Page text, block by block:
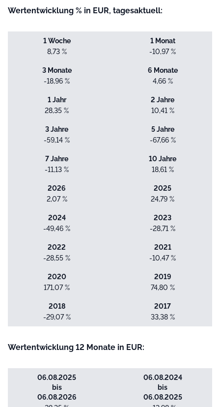
Wertentwicklung % in EUR, tagesaktuell:
1 Woche
8,73 %
1 Monat
-10,97 %
3 Monate
-18,96 %
6 Monate
4,66 %
1 Jahr
28,35 %
2 Jahre
10,41 %
3 Jahre
-59,14 %
5 Jahre
-67,66 %
7 Jahre
-11,13 %
10 Jahre
18,61 %
2026
2,07 %
2025
24,79 %
2024
-49,46 %
2023
-28,71 %
2022
-28,55 %
2021
-10,47 %
2020
171,07 %
2019
74,80 %
2018
-29,07 %
2017
33,38 %
Wertentwicklung 12 Monate in EUR:
06.08.2025
bis
06.08.2026
06.08.2024
bis
06.08.2025